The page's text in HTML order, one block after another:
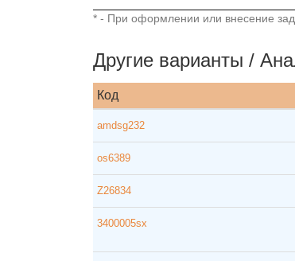
* - При оформлении или внесение
Другие варианты /
Код
amdsg232
os6389
Z26834
3400005sx